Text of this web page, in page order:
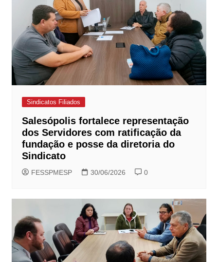
Sindicatos Filiados
Salesópolis fortalece representação
dos Servidores com ratificação da
fundação e posse da diretoria do
Sindicato
FESSPMESP 30/06/2026 0